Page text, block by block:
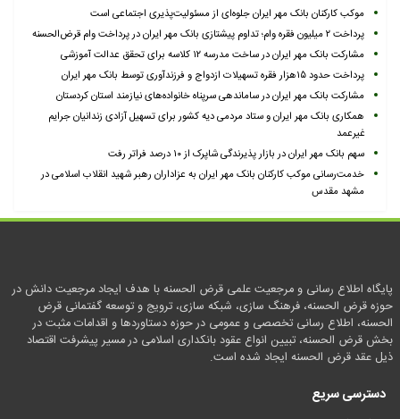
موکب کارکنان بانک مهر ایران جلوه‌ای از مسئولیت‌پذیری اجتماعی است
پرداخت ۲ میلیون فقره وام؛ تداوم پیشتازی بانک مهر ایران در پرداخت وام قرض‌الحسنه
مشارکت بانک مهر ایران در ساخت مدرسه ۱۲ کلاسه برای تحقق عدالت آموزشی
پرداخت حدود ۱۵هزار فقره تسهیلات ازدواج و فرزندآوری توسط بانک مهر ایران
مشارکت بانک مهر ایران در ساماندهی سرپناه خانواده‌های نیازمند استان کردستان
همکاری بانک مهر ایران و ستاد مردمی دیه کشور برای تسهیل آزادی زندانیان جرایم
غیرعمد
سهم بانک مهر ایران در بازار پذیرندگی شاپرک از ۱۰ درصد فراتر رفت
خدمت‌رسانی موکب کارکنان بانک مهر ایران به عزاداران رهبر شهید انقلاب اسلامی در
مشهد مقدس
پایگاه اطلاع رسانی و مرجعیت علمی قرض الحسنه با هدف ایجاد مرجعیت دانش در
حوزه قرض الحسنه، فرهنگ سازی، شبکه سازی، ترویج و توسعه گفتمانی قرض
الحسنه، اطلاع رسانی تخصصی و عمومی در حوزه دستاوردها و اقدامات مثبت در
بخش قرض الحسنه، تبیین انواع عقود بانکداری اسلامی در مسیر پیشرفت اقتصاد
ذیل عقد قرض الحسنه ایجاد شده است.
دسترسی سریع